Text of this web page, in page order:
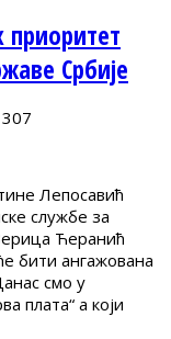
Србије
307
Лепосавић
службе за
Ћеранић
бити ангажована
смо у
плата“ а који